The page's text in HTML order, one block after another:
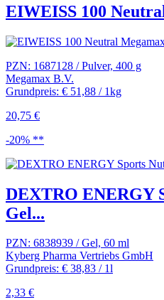
EIWEISS 100
PZN: 1687128 / Pulver, 400 g
Megamax B.V.
Grundpreis: € 51,88 / 1kg
20,75 €
-20% **
DEXTRO ENERGY
Gel...
PZN: 6838939 / Gel, 60 ml
Kyberg Pharma Vertriebs GmbH
Grundpreis: € 38,83 / 1l
2,33 €